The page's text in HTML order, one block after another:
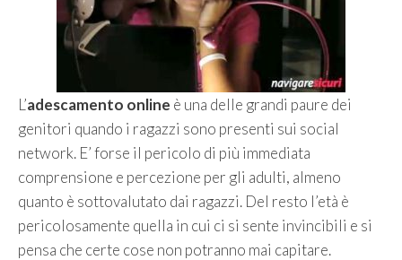
L’adescamento online è una delle grandi paure dei
genitori quando i ragazzi sono presenti sui social
network. E’ forse il pericolo di più immediata
comprensione e percezione per gli adulti, almeno
quanto è sottovalutato dai ragazzi. Del resto l’età è
pericolosamente quella in cui ci si sente invincibili e si
pensa che certe cose non potranno mai capitare.